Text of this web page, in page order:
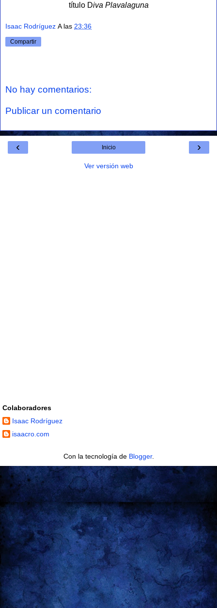
título Diva Plavalaguna
Isaac Rodríguez A las 23:36
Compartir
No hay comentarios:
Publicar un comentario
‹ ›
Inicio
Ver versión web
Colaboradores
Isaac Rodríguez
isaacro.com
Con la tecnología de Blogger.